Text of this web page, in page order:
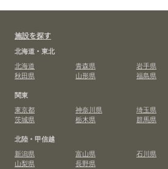
施設を探す
北海道・東北
北海道
青森県 岩手県
秋田県
山形県
福島県
関東
東京都
神奈川県 埼玉県
茨城県
栃木県
群馬県
北陸・甲信越
新潟県
富山県 石川県
山梨県
長野県